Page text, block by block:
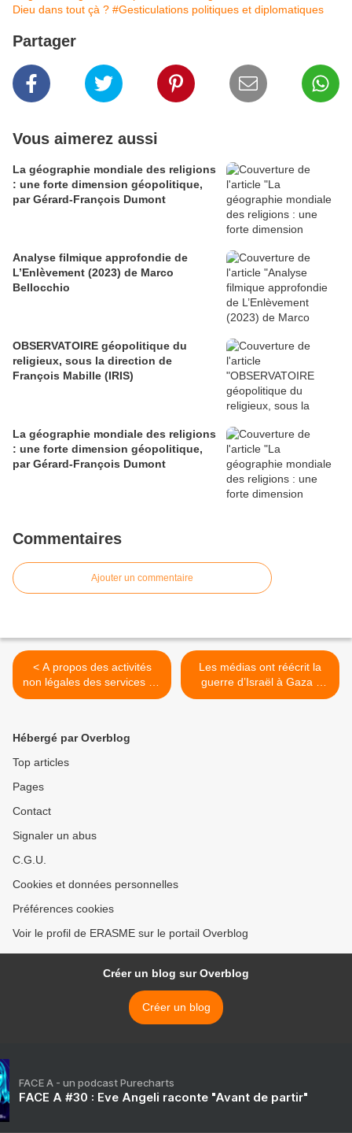
Dieu dans tout çà ? #Gesticulations politiques et diplomatiques
Partager
Vous aimerez aussi
La géographie mondiale des religions
: une forte dimension géopolitique,
par Gérard-François Dumont
Analyse filmique approfondie de
L’Enlèvement (2023) de Marco
Bellocchio
OBSERVATOIRE géopolitique du
religieux, sous la direction de
François Mabille (IRIS)
La géographie mondiale des religions
: une forte dimension géopolitique,
par Gérard-François Dumont
Commentaires
Ajouter un commentaire
< A propos des activités
non légales des services de
renseignement et de
Les médias ont réécrit la
guerre d’Israël à Gaza -
Jforum.fr >
Hébergé par Overblog
Top articles
Pages
Contact
Signaler un abus
C.G.U.
Cookies et données personnelles
Préférences cookies
Voir le profil de ERASME sur le portail Overblog
Créer un blog sur Overblog
Créer un blog
FACE A - un podcast Purecharts
FACE A #30 : Eve Angeli raconte "Avant de partir"